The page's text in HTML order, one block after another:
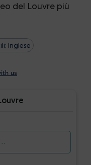
del Louvre più
Inglese
us